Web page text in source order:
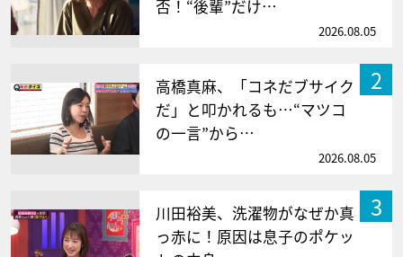
否！“後輩”だけ…
2026.08.05
2
高橋真麻、「コネだブサイク
だ」と叩かれるも…“マツコ
の一言”から…
2026.08.05
3
川田裕美、洗濯物がなぜか真
っ赤に！原因は息子のポケッ